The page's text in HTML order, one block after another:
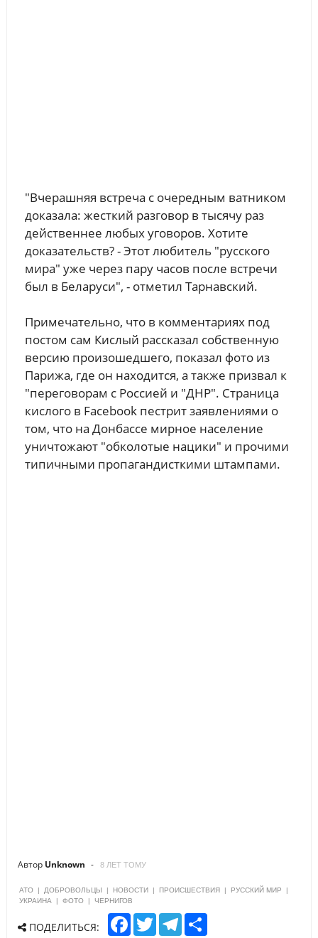
"Вчерашняя встреча с очередным ватником
доказала: жесткий разговор в тысячу раз
действеннее любых уговоров. Хотите
доказательств? - Этот любитель "русского
мира" уже через пару часов после встречи
был в Беларуси", - отметил Тарнавский.
Примечательно, что в комментариях под
постом сам Кислый рассказал собственную
версию произошедшего, показал фото из
Парижа, где он находится, а также призвал к
"переговорам с Россией и "ДНР". Страница
кислого в Facebook пестрит заявлениями о
том, что на Донбассе мирное население
уничтожают "обколотые нацики" и прочими
типичными пропагандисткими штампами.
Автор Unknown 8 ЛЕТ ТОМУ
АТО ДОБРОВОЛЬЦЫ НОВОСТИ ПРОИСШЕСТВИЯ РУССКИЙ МИР
УКРАИНА
ФОТО ЧЕРНИГОВ
ПОДЕЛИТЬСЯ:
F
T
T
e
S